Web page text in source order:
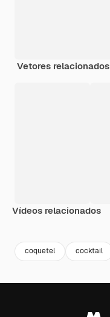
Vetores relacionados
Vídeos relacionados
coquetel cocktail